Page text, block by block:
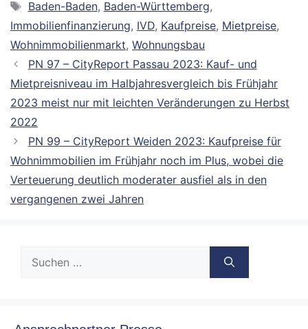
Schlagwörter
Baden-Baden, Baden-Württemberg,
Immobilienfinanzierung, IVD, Kaufpreise, Mietpreise,
Wohnimmobilienmarkt, Wohnungsbau
PN 97 – CityReport Passau 2023: Kauf- und
Mietpreisniveau im Halbjahresvergleich bis Frühjahr
2023 meist nur mit leichten Veränderungen zu Herbst
2022
PN 99 – CityReport Weiden 2023: Kaufpreise für
Wohnimmobilien im Frühjahr noch im Plus, wobei die
Verteuerung deutlich moderater ausfiel als in den
vergangenen zwei Jahren
nach: